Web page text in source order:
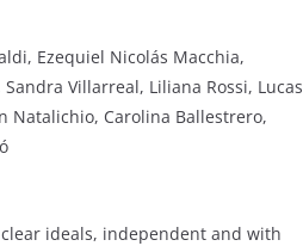
Ezequiel Nicolás Macchia,
Villarreal, Liliana Rossi, Lucas
Natalichio, Carolina Ballestrero,
ideals, independent and with